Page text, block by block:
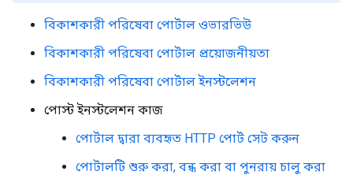
বিকাশকারী পরিষেবা পোর্টাল ওভারভিউ
বিকাশকারী পরিষেবা পোর্টাল প্রয়োজনীয়তা
বিকাশকারী পরিষেবা পোর্টাল ইনস্টলেশন
পোস্ট ইনস্টলেশন কাজ
পোর্টাল দ্বারা ব্যবহৃত HTTP পোর্ট সেট করুন
পোর্টালটি শুরু করা, বন্ধ করা বা পুনরায় চালু করা